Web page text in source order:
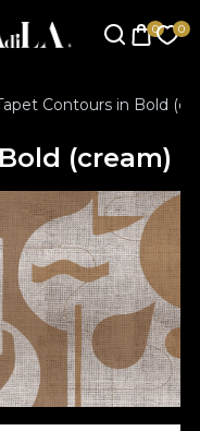
Contours in Bold
(cream)